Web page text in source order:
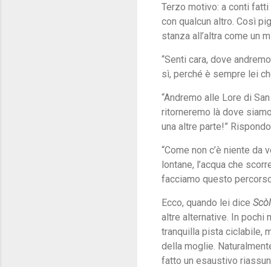
Terzo motivo: a conti
con qualcun altro. Così
stanza all’altra come un
“Senti cara, dove
sì, perché è sempre lei
“Andremo alle Lore di
ritorneremo là dove
una altre parte!”
“Come non c’è niente
lontane, l’acqua che
facciamo questo
Ecco, quando lei dice
altre alternative. In pochi
tranquilla pista ciclabile,
della moglie.
fatto un esaustivo